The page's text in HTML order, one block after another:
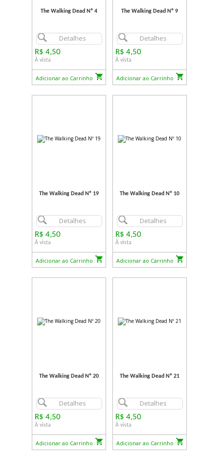
The Walking Dead Nº 4
Detalhes
R$ 4,50
À vista
Adicionar ao Carrinho
The Walking Dead Nº 9
Detalhes
R$ 4,50
À vista
Adicionar ao Carrinho
The Walking Dead Nº 19
Detalhes
R$ 4,50
À vista
Adicionar ao Carrinho
The Walking Dead Nº 10
Detalhes
R$ 4,50
À vista
Adicionar ao Carrinho
The Walking Dead Nº 20
Detalhes
R$ 4,50
À vista
Adicionar ao Carrinho
The Walking Dead Nº 21
Detalhes
R$ 4,50
À vista
Adicionar ao Carrinho